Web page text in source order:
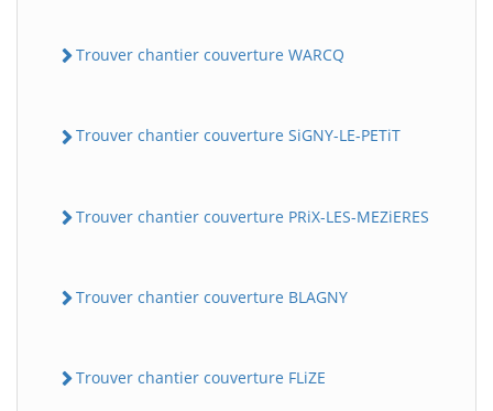
Trouver chantier couverture WARCQ
Trouver chantier couverture SiGNY-LE-PETiT
Trouver chantier couverture PRiX-LES-MEZiERES
Trouver chantier couverture BLAGNY
Trouver chantier couverture FLiZE